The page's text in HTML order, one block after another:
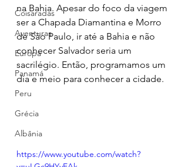
Coisaradas
Aventuras
Europa
Panamá
Peru
Grécia
Albânia
na Bahia. Apesar do foco da viagem
ser a Chapada Diamantina e Morro
de São Paulo, ir até a Bahia e não
conhecer Salvador seria um
sacrilégio. Então, programamos um
dia e meio para conhecer a cidade.
https://www.youtube.com/watch?